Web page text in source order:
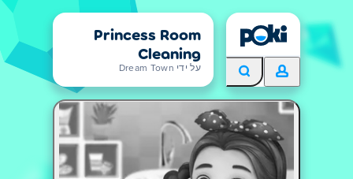
Princess Room
Cleaning
על ידי Dream Town